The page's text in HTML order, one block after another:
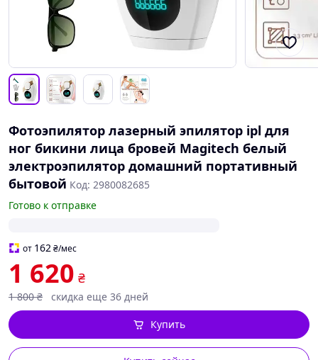
Фотоэпилятор лазерный эпилятор ipl для
ног бикини лица бровей Magitech белый
электроэпилятор домашний портативный
бытовой Код: 2980082685
Готово к отправке
от 162₴/мес
1 620 ₴
1 800 ₴ скидка еще 36 дней
Купить